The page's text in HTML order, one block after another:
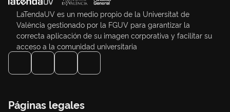
LaTendaUV es un medio propio de la Universitat de
València gestionado por la FGUV para garantizar la
correcta aplicación de su imagen corporativa y facilitar su
acceso a la comunidad universitaria
Páginas legales